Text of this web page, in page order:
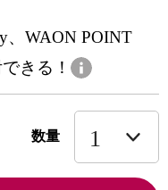
、WAON POINT
きる！
数量